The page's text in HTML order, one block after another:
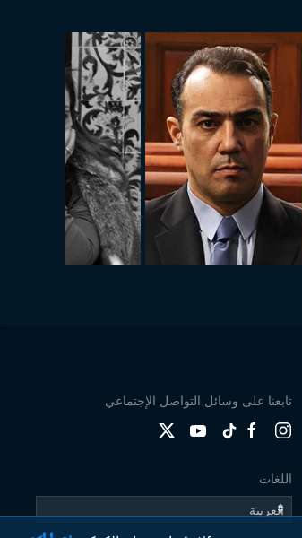
تابعنا على وسائل التواصل الإجتماعي
اللغات